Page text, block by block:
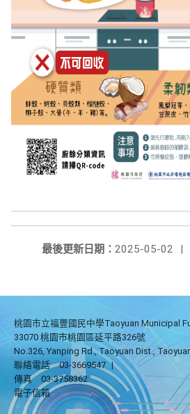
最後更新日期： 2025-05-02
|
桃園市立福豐國民中學Taoyuan Municipal
33070 桃園市桃園區延平路326號
No.326, Yanping Rd., Taoyuan Dist.,
聯絡電話
03-3669547 |
傳真
03-3758362
電子信箱